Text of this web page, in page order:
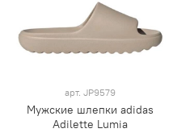
арт. JP9579
Мужские шлепки adidas
Adilette Lumia